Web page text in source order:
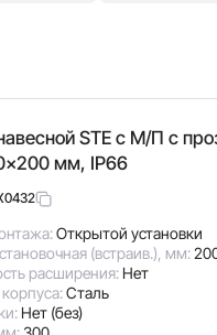
STE с М/П с
мм, IP66
Открытой установки
(встраив.), мм:
расширения: Нет
Сталь
Нет (без)